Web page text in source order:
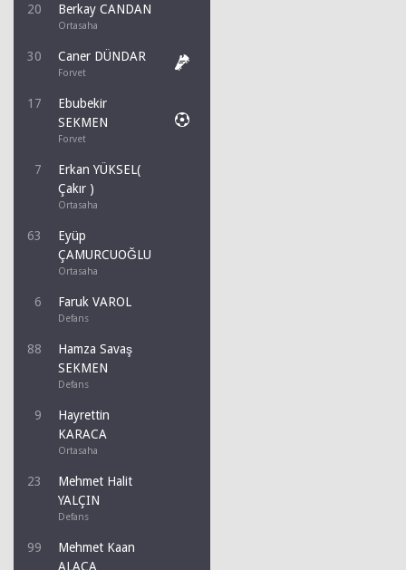
20 Berkay CANDAN
Ortasaha
30 Caner DÜNDAR
Forvet
17
Ebubekir
SEKMEN
Forvet
7
Erkan YÜKSEL(
Çakır )
Ortasaha
63
Eyüp
ÇAMURCUOĞLU
Ortasaha
6 Faruk VAROL
Defans
88
Hamza Savaş
SEKMEN
Defans
9
Hayrettin
KARACA
Ortasaha
23
Mehmet Halit
YALÇIN
Defans
99
Mehmet Kaan
ALACA